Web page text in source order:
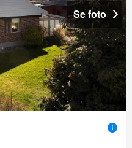
Se foto